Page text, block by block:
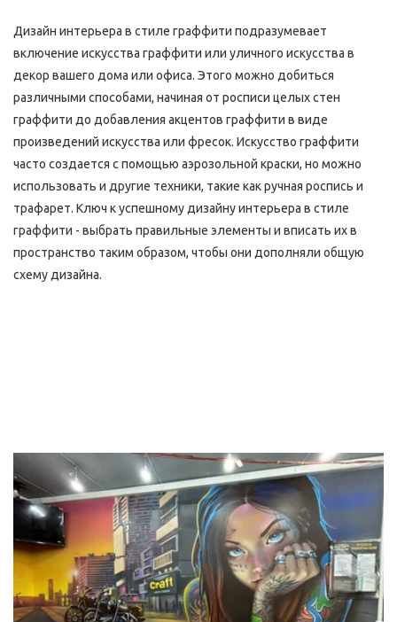
Дизайн интерьера в стиле граффити подразумевает
включение искусства граффити или уличного искусства в
декор вашего дома или офиса. Этого можно добиться
различными способами, начиная от росписи целых стен
граффити до добавления акцентов граффити в виде
произведений искусства или фресок. Искусство граффити
часто создается с помощью аэрозольной краски, но можно
использовать и другие техники, такие как ручная роспись и
трафарет. Ключ к успешному дизайну интерьера в стиле
граффити - выбрать правильные элементы и вписать их в
пространство таким образом, чтобы они дополняли общую
схему дизайна.